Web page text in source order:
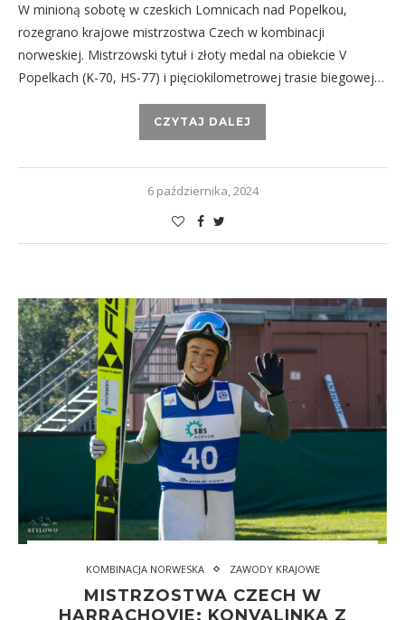
W minioną sobotę w czeskich Lomnicach nad Popelkou,
rozegrano krajowe mistrzostwa Czech w kombinacji
norweskiej. Mistrzowski tytuł i złoty medal na obiekcie V
Popelkach (K-70, HS-77) i pięciokilometrowej trasie biegowej…
CZYTAJ DALEJ
6 października, 2024
KOMBINACJA NORWESKA ZAWODY KRAJOWE
MISTRZOSTWA CZECH W
HARRACHOVIE: KONVALINKA Z